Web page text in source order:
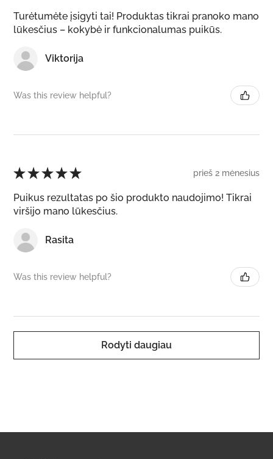
Turėtumėte įsigyti tai! Produktas tikrai pranoko mano
lūkesčius – kokybė ir funkcionalumas puikūs.
Viktorija
Was this review helpful?
★ ★ ★ ★ ★ prieš 2 mėnesius
Puikus rezultatas po šio produkto naudojimo! Tikrai
viršijo mano lūkesčius.
Rasita
Was this review helpful?
Rodyti daugiau